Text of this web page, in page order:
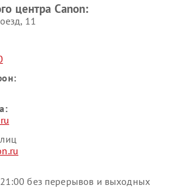
центра Canon:
11
без перерывов и выходных